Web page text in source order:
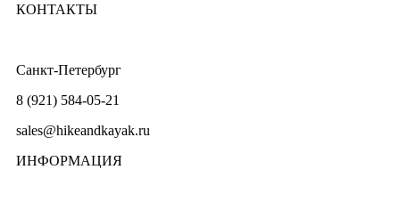
КОНТАКТЫ
Санкт-Петербург
8 (921) 584-05-21
sales@hikeandkayak.ru
ИНФОРМАЦИЯ